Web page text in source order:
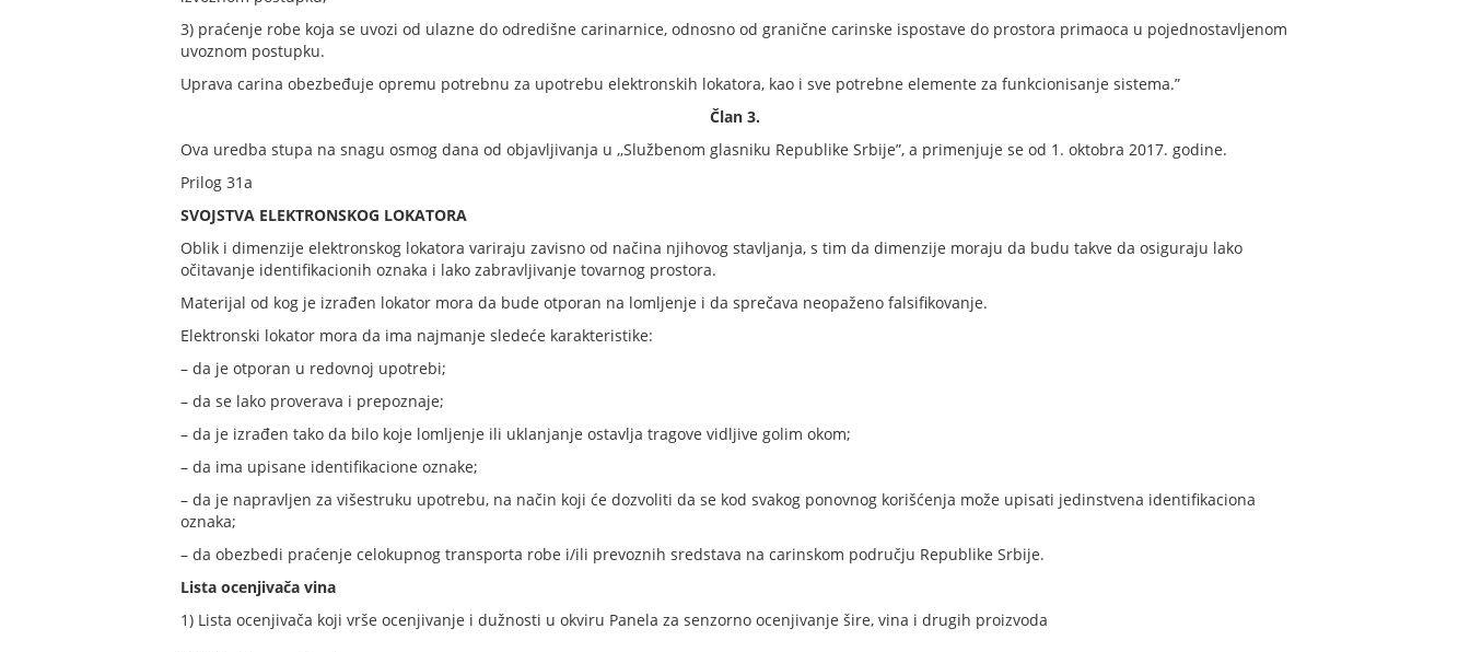
3) praćenje robe koja se uvozi od ulazne do odredišne carinarnice, odnosno od granične carinske ispostave do prostora primaoca u pojednostavljenom
uvoznom postupku.
Uprava carina obezbeđuje opremu potrebnu za upotrebu elektronskih lokatora, kao i sve potrebne elemente za funkcionisanje sistema.”
Član 3.
Ova uredba stupa na snagu osmog dana od objavljivanja u ,,Službenom glasniku Republike Srbije”, a primenjuje se od 1. oktobra 2017. godine.
Prilog 31a
SVOJSTVA ELEKTRONSKOG LOKATORA
Oblik i dimenzije elektronskog lokatora variraju zavisno od načina njihovog stavljanja, s tim da dimenzije moraju da budu takve da osiguraju lako
očitavanje identifikacionih oznaka i lako zabravljivanje tovarnog prostora.
Materijal od kog je izrađen lokator mora da bude otporan na lomljenje i da sprečava neopaženo falsifikovanje.
Elektronski lokator mora da ima najmanje sledeće karakteristike:
– da je otporan u redovnoj upotrebi;
– da se lako proverava i prepoznaje;
– da je izrađen tako da bilo koje lomljenje ili uklanjanje ostavlja tragove vidljive golim okom;
– da ima upisane identifikacione oznake;
– da je napravljen za višestruku upotrebu, na način koji će dozvoliti da se kod svakog ponovnog korišćenja može upisati jedinstvena identifikaciona
oznaka;
– da obezbedi praćenje celokupnog transporta robe i/ili prevoznih sredstava na carinskom području Republike Srbije.
Lista ocenjivača vina
1) Lista ocenjivača koji vrše ocenjivanje i dužnosti u okviru Panela za senzorno ocenjivanje šire, vina i drugih proizvoda